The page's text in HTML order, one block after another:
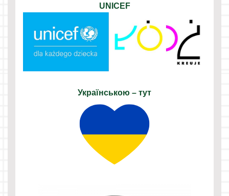
UNICEF
Українською – тут